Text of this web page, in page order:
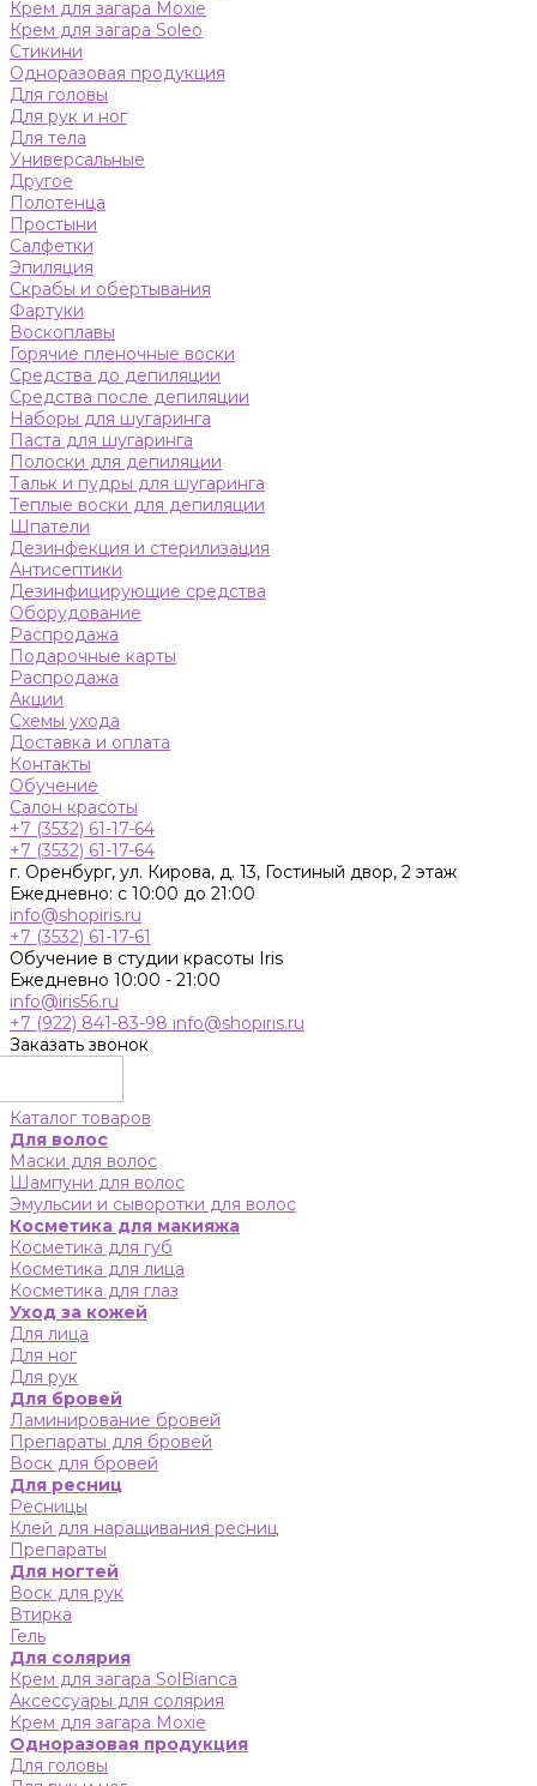
Крем для загара Moxie
Крем для загара Soleo
Стикини
Одноразовая продукция
Для головы
Для рук и ног
Для тела
Универсальные
Другое
Полотенца
Простыни
Салфетки
Эпиляция
Скрабы и обертывания
Фартуки
Воскоплавы
Горячие пленочные воски
Средства до депиляции
Средства после депиляции
Наборы для шугаринга
Паста для шугаринга
Полоски для депиляции
Тальк и пудры для шугаринга
Теплые воски для депиляции
Шпатели
Дезинфекция и стерилизация
Антисептики
Дезинфицирующие средства
Оборудование
Распродажа
Подарочные карты
Распродажа
Акции
Схемы ухода
Доставка и оплата
Контакты
Обучение
Салон красоты
+7 (3532) 61-17-64
+7 (3532) 61-17-64
г. Оренбург, ул. Кирова, д. 13, Гостиный двор, 2 этаж
Ежедневно: с 10:00 до 21:00
info@shopiris.ru
+7 (3532) 61-17-61
Обучение в студии красоты Iris
Ежедневно 10:00 - 21:00
info@iris56.ru
+7 (922) 841-83-98 info@shopiris.ru
Заказать звонок
Каталог товаров
Для волос
Маски для волос
Шампуни для волос
Эмульсии и сыворотки для волос
Косметика для макияжа
Косметика для губ
Косметика для лица
Косметика для глаз
Уход за кожей
Для лица
Для ног
Для рук
Для бровей
Ламинирование бровей
Препараты для бровей
Воск для бровей
Для ресниц
Ресницы
Клей для наращивания ресниц
Препараты
Для ногтей
Воск для рук
Втирка
Гель
Для солярия
Крем для загара SolBianca
Аксессуары для солярия
Крем для загара Moxie
Одноразовая продукция
Для головы